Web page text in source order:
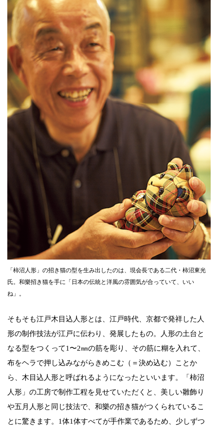
「柿沼人形」の招き猫の型を生み出したのは、現会長である二代・柿沼東光
氏。和樂招き猫を手に「日本の伝統と洋風の雰囲気が合っていて、いい
ね」。
そもそも江戸木目込人形とは、江戸時代、京都で発祥した人
形の制作技法が江戸に伝わり、発展したもの。人形の土台と
なる型をつくって1〜2㎜の筋を彫り、その筋に糊を入れて、
布をヘラで押し込みながらきめこむ（＝決め込む）ことか
ら、木目込人形と呼ばれるようになったといいます。「柿沼
人形」の工房で制作工程を見せていただくと、美しい雛飾り
や五月人形と同じ技法で、和樂の招き猫がつくられているこ
とに驚きます。1体1体すべてが手作業であるため、少しずつ